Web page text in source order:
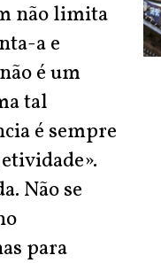
não limita
a e
não é um
tal
é sempre
Não se
para